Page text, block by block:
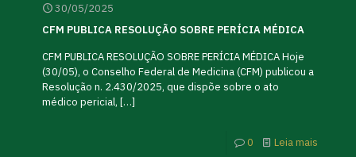
30/05/2025
CFM PUBLICA RESOLUÇÃO SOBRE PERÍCIA MÉDICA
CFM PUBLICA RESOLUÇÃO SOBRE PERÍCIA MÉDICA Hoje
(30/05), o Conselho Federal de Medicina (CFM) publicou a
Resolução n. 2.430/2025, que dispõe sobre o ato
médico pericial, […]
0 Leia mais